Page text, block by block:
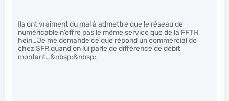
Ils ont vraiment du mal à admettre que le réseau de
numéricable n’offre pas le même service que de la FFTH
hein…Je me demande ce que répond un commercial de
chez SFR quand on lui parle de différence de débit
montant…&nbsp;&nbsp;